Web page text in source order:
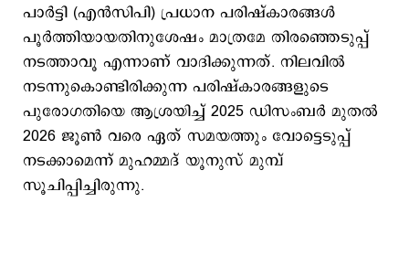
പാർട്ടി (എൻസിപി) പ്രധാന പരിഷ്കാരങ്ങൾ
പൂർത്തിയായതിനുശേഷം മാത്രമേ തിരഞ്ഞെടുപ്പ്
നടത്താവൂ എന്നാണ് വാദിക്കുന്നത്. നിലവില്‍
നടന്നുകൊണ്ടിരിക്കുന്ന പരിഷ്കാരങ്ങളുടെ
പുരോഗതിയെ ആശ്രയിച്ച് 2025 ഡിസംബർ മുതൽ
2026 ജൂൺ വരെ ഏത് സമയത്തും വോട്ടെടുപ്പ്
നടക്കാമെന്ന് മുഹമ്മദ് യൂനുസ് മുമ്പ്
സൂചിപ്പിച്ചിരുന്നു.